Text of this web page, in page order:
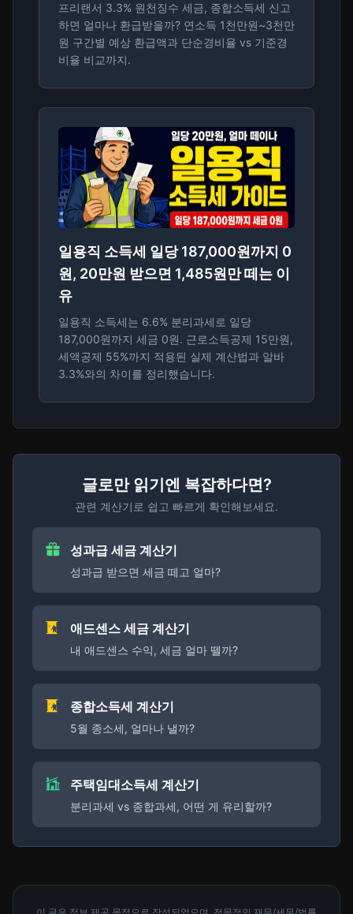
프리랜서 3.3% 원천징수 세금, 종합소득세 신고
하면 얼마나 환급받을까? 연소득 1천만원~3천만
원 구간별 예상 환급액과 단순경비율 vs 기준경
비율 비교까지.
일용직 소득세 일당 187,000원까지 0
원, 20만원 받으면 1,485원만 떼는 이
유
일용직 소득세는 6.6% 분리과세로 일당
187,000원까지 세금 0원. 근로소득공제 15만원,
세액공제 55%까지 적용된 실제 계산법과 알바
3.3%와의 차이를 정리했습니다.
글로만 읽기엔 복잡하다면?
관련 계산기로 쉽고 빠르게 확인해보세요.
성과급 세금 계산기
성과급 받으면 세금 떼고 얼마?
애드센스 세금 계산기
내 애드센스 수익, 세금 얼마 뗄까?
종합소득세 계산기
5월 종소세, 얼마나 낼까?
주택임대소득세 계산기
분리과세 vs 종합과세, 어떤 게 유리할까?